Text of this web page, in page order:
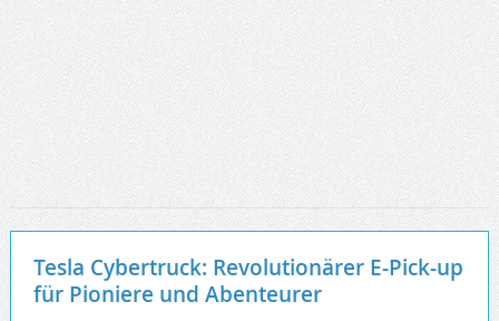
Tesla Cybertruck: Revolutionärer E-Pick-up
für Pioniere und Abenteurer